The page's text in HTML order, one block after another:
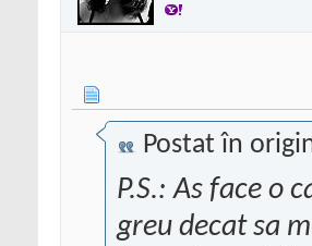
Postat în
P.S.: As face o
greu decat sa